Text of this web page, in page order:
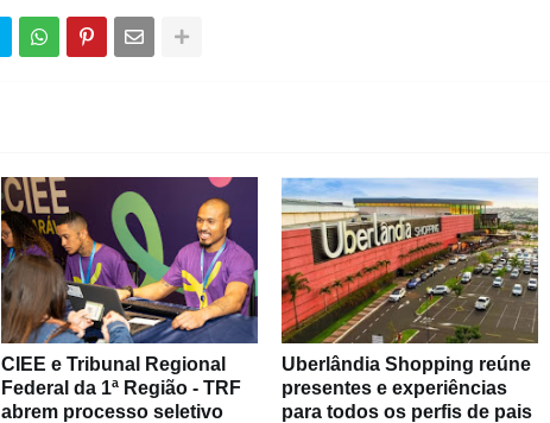
CIEE e Tribunal Regional
Federal da 1ª Região - TRF
abrem processo seletivo
Uberlândia Shopping reúne
presentes e experiências
para todos os perfis de pais